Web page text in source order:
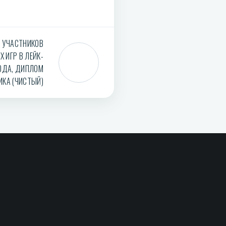
ИГР В ЛЕЙК-
ДИПЛОМ
(ЧИСТЫЙ)